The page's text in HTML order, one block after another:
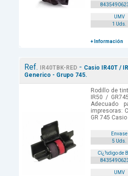
UMV
1 Uds.
+ Información
Ref. IR40TBK-RED- Casio IR40T /
Generico - Grupo 745.
Rodillo de
IR50 /
Adecuado
impresoras:
GR 745
Envase
5 Uds.
Cï¿½digo de
UMV